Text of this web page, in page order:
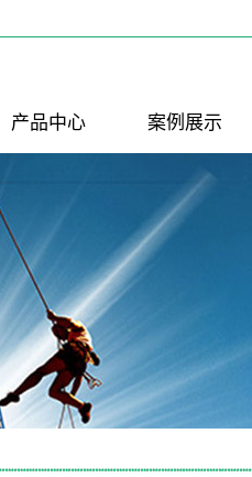
产品中心
PP喷淋塔
PP酸洗槽
活性炭吸附箱
PP风管
PP风管弯头
PP填料
PP风阀
进出口软连
案例展示
一级案例